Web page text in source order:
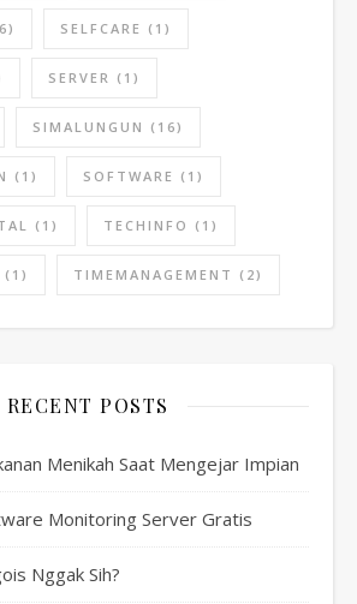
SELFCARE (1)
SERVER (1)
SIMALUNGUN (16)
(1) SOFTWARE (1)
(1) TECHINFO (1)
(1) TIMEMANAGEMENT (2)
RECENT POSTS
Menikah Saat Mengejar Impian
Monitoring Server Gratis
Nggak Sih?